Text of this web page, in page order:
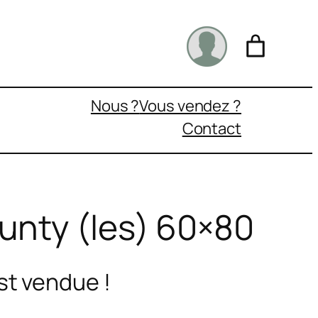
Nous ?Vous vendez ?
Contact
(les) 60×80
vendue !